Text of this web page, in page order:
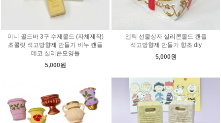
미니 골드바 3구 수제몰드 (자체제작)
초콜릿 석고방향제 만들기 비누 캔들
데코 실리콘모양틀
5,000원
엔틱 선물상자 실리콘몰드 캔들
석고방향제 만들기 향초 diy
5,000원